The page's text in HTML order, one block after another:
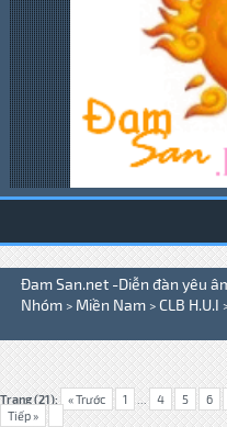
Đam San.net -Diễn đàn yêu
Nhóm > Miền Nam > CLB H.U.I
Trang (21): « Trước 1 ... 4 5 6
Tiếp »